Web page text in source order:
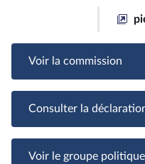
Voir la commission
Consulter la
Voir le groupe politique